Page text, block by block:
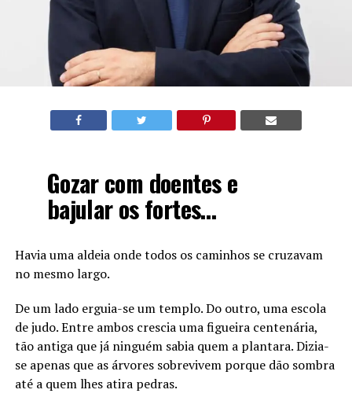
Gozar com doentes e
bajular os fortes…
Havia uma aldeia onde todos os caminhos se cruzavam
no mesmo largo.
De um lado erguia-se um templo. Do outro, uma escola
de judo. Entre ambos crescia uma figueira centenária,
tão antiga que já ninguém sabia quem a plantara. Dizia-
se apenas que as árvores sobrevivem porque dão sombra
até a quem lhes atira pedras.